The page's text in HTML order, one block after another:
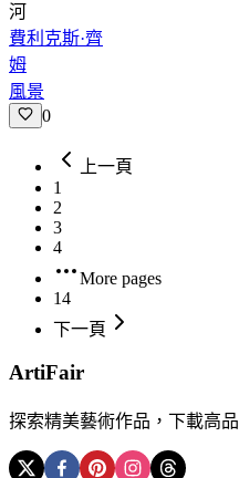
河
費利克斯·齊
姆
風景
0
上一頁
1
2
3
4
More pages
14
下一頁
ArtiFair
探索精美藝術作品，下載高